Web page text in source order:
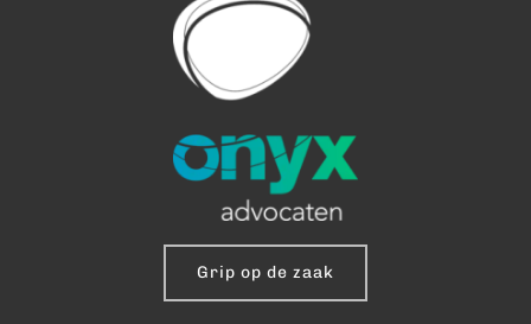
Grip op de zaak